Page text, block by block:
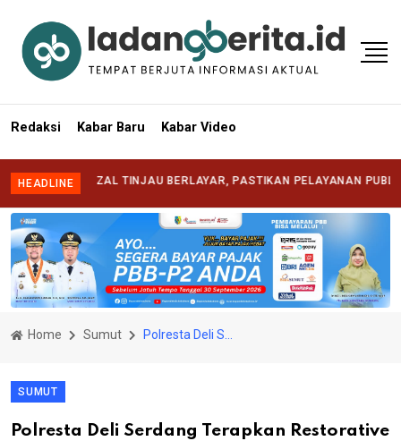
Redaksi Kabar Baru Kabar Video
HEADLINE
SYAFRIZAL TINJAU BERLAYAR, PASTIKAN PELAYANAN PUBLIK HADIR
Home Sumut
SUMUT
Polresta Deli Serdang Terapkan Restorative